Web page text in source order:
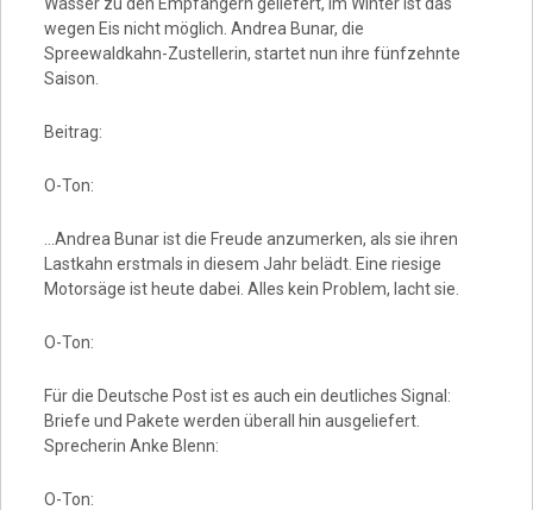
wegen Eis nicht möglich. Andrea Bunar, die
Spreewaldkahn-Zustellerin, startet nun ihre fünfzehnte
Saison.
Beitrag:
O-Ton:
…Andrea Bunar ist die Freude anzumerken, als sie ihren
Lastkahn erstmals in diesem Jahr belädt. Eine riesige
Motorsäge ist heute dabei. Alles kein Problem, lacht sie.
O-Ton:
Für die Deutsche Post ist es auch ein deutliches Signal:
Briefe und Pakete werden überall hin ausgeliefert.
Sprecherin Anke Blenn:
O-Ton: